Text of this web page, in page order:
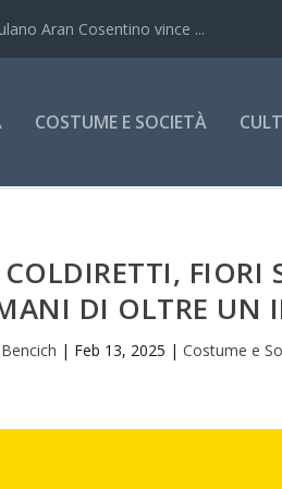
Aran Cosentino vince ...
COSTUME E SOCIETÀ
FIORI
DI OLTRE UN
| Feb 13, 2025 |Costume e